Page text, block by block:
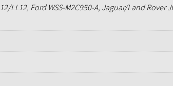
12/LL12, Ford WSS-M2C950-A, Jaguar/Land Rover